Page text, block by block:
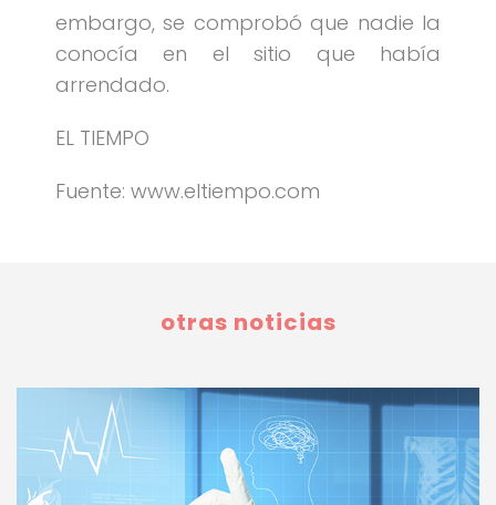
embargo, se comprobó que nadie la
conocía en el sitio que había
arrendado.
EL TIEMPO
Fuente: www.eltiempo.com
otras noticias